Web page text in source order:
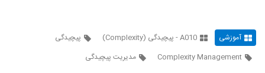
6
۵۱۲ بازدید آموزشی A010 - پیچیدگی (Complexity)
پیچیدگی
Complexity Management
مدیریت پیچیدگی